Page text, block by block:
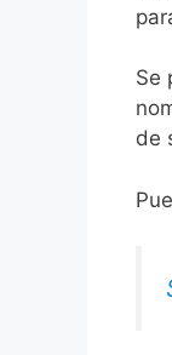
Se
de